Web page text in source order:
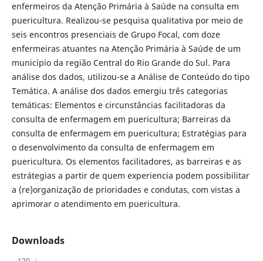
enfermeiros da Atenção Primária à Saúde na consulta em
puericultura. Realizou-se pesquisa qualitativa por meio de
seis encontros presenciais de Grupo Focal, com doze
enfermeiras atuantes na Atenção Primária à Saúde de um
município da região Central do Rio Grande do Sul. Para
análise dos dados, utilizou-se a Análise de Conteúdo do tipo
Temática. A análise dos dados emergiu três categorias
temáticas: Elementos e circunstâncias facilitadoras da
consulta de enfermagem em puericultura; Barreiras da
consulta de enfermagem em puericultura; Estratégias para
o desenvolvimento da consulta de enfermagem em
puericultura. Os elementos facilitadores, as barreiras e as
estrátegias a partir de quem experiencia podem possibilitar
a (re)organização de prioridades e condutas, com vistas a
aprimorar o atendimento em puericultura.
Downloads